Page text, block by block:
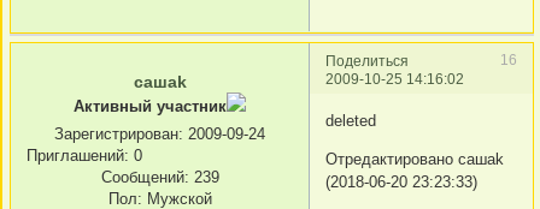
Поделиться
16
2009-10-25 14:16:02
сашаk
Активный участник
Зарегистрирован: 2009-09-24
Приглашений: 0
Сообщений: 239
Пол: Мужской
deleted
Отредактировано сашаk
(2018-06-20 23:23:33)